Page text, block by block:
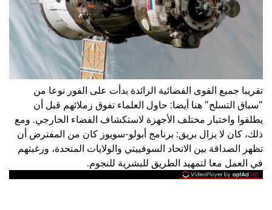
تقريبا جميع القوى الفضائية الرائدة بدأت على الفور نوعا من
"سباق التسلح" هنا أيضا: حاول العلماء تفوق زملائهم قبل أن
يطلقوا واختبار مختلف الأجهزة لاستكشاف الفضاء الخارجي. ومع
ذلك، كان لا يزال بريق: برنامج أبولو-سويوز كان من المفترض أن
تظهر الصداقة بين الاتحاد السوفييتي والولايات المتحدة، ورغبتهم
في العمل معا لتمهيد الطريق للبشرية للنجوم.